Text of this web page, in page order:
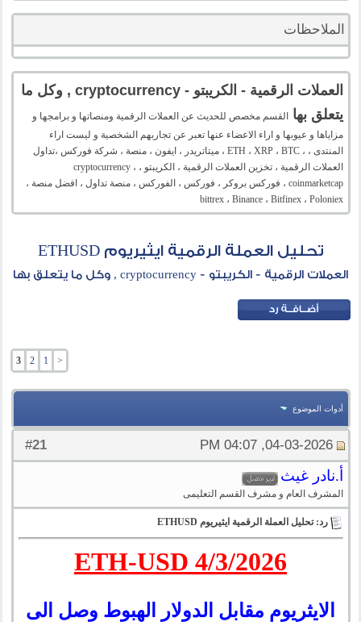
الملاحظات
العملات الرقمية - الكريبتو - cryptocurrency , وكل ما
يتعلق بها
القسم مخصص للحديث عن العملات الرقمية ومنصاتها و برامجها و
مزاياها و عيوبها و اراء الاعضاء عنها تعبر عن تجاربهم الشخصية و ليست اراء
المنتدى ، ، ETH ، XRP ، BTC ، ميتاتريدر ، ايفون ، منصة ، شركة فوركس ،تداول
العملات الرقمية ، تخزين العملات الرقمية ، الكريبتو ، cryptocurrency ،
coinmarketcap ، فوركس بروكر ، فوركس ، الفوركس ، منصة تداول ، افضل منصة ،
bittrex ، Binance ، Bitfinex ، Poloniex
تحليل العملة الرقمية ايثيريوم ETHUSD
العملات الرقمية - الكريبتو - cryptocurrency , وكل ما يتعلق بها
<
1
2
3
أدوات الموضوع
#
21 04-03-2026, 04:07 PM
أ.نادر غيث
المشرف العام و مشرف القسم التعليمى
رد: تحليل العملة الرقمية ايثيريوم ETHUSD
ETH-USD 4/3/2026
الايثريوم مقابل الدولار الهبوط وصل الى